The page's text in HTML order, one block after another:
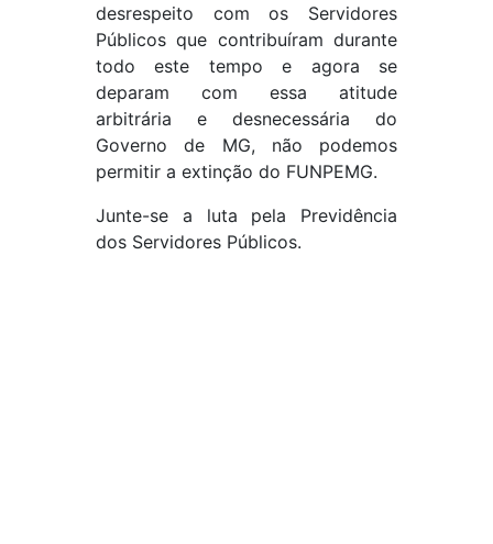
desrespeito com os Servidores
Públicos que contribuíram durante
todo este tempo e agora se
deparam com essa atitude
arbitrária e desnecessária do
Governo de MG, não podemos
permitir a extinção do FUNPEMG.
Junte-se a luta pela Previdência
dos Servidores Públicos.